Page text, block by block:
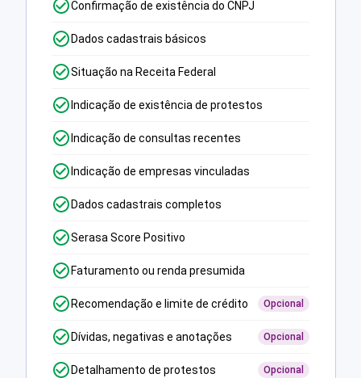
Confirmação de existência do CNPJ
Dados cadastrais básicos
Situação na Receita Federal
Indicação de existência de protestos
Indicação de consultas recentes
Indicação de empresas vinculadas
Dados cadastrais completos
Serasa Score Positivo
Faturamento ou renda presumida
Recomendação e limite de crédito Opcional
Dívidas, negativas e anotações Opcional
Detalhamento de protestos Opcional